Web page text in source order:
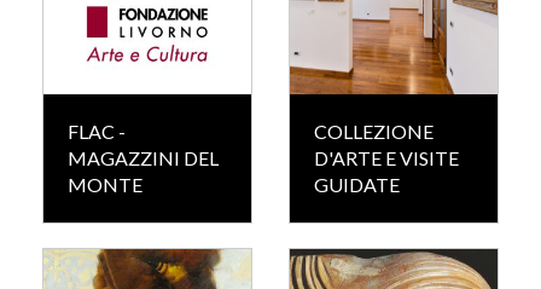
FLAC -
MAGAZZINI DEL
MONTE
COLLEZIONE
D'ARTE E VISITE
GUIDATE